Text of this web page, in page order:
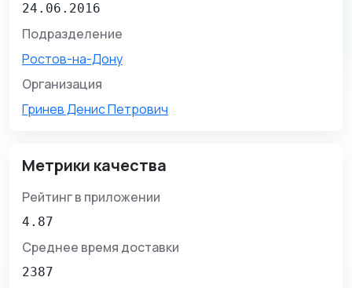
24.06.2016
Подразделение
Ростов-на-Дону
Организация
Гринев Денис Петрович
Метрики качества
Рейтинг в приложении
4.87
Среднее время доставки
2387